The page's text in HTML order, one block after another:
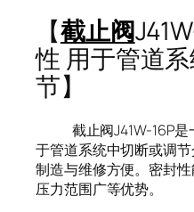
【截止阀
性 用于管道
节】
截止阀J41W-16P是
于管道系统中切断或调
制造与维修方便。密封
压力范围广等优势。